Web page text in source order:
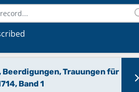
1873 - 1891, Band 3
1892 - 1904, Band 15
Beerdigungen, Trauungen für
Band 1